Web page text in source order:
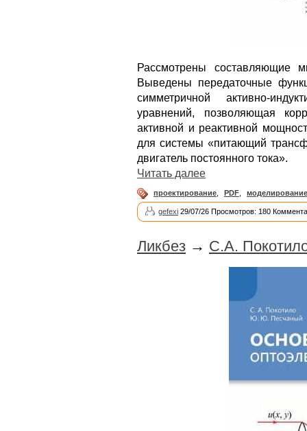
Рассмотрены составляющие
Выведены передаточные
симметричной активно-
уравнений, позволяющая
активной и реактивной
для системы «питающий
двигатель постоянного тока».
Читать далее
проектирование PDF моделирование
gefexi 29/07/26 Просмотров: 180
Ликбез → С.А.